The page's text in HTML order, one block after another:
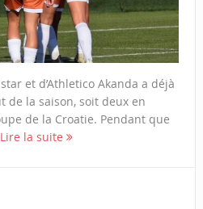
et d’Athletico Akanda a déjà
la saison, soit deux en
de la Croatie. Pendant que
Lire la suite